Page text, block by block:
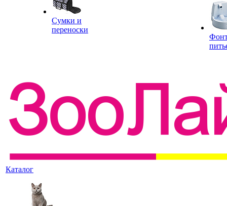
Сумки и
переноски
Каталог